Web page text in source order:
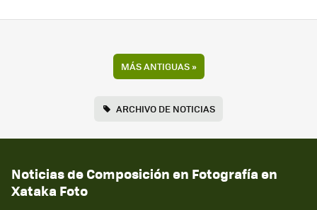
MÁS ANTIGUAS»
ARCHIVO DE NOTICIAS
Noticias de Composición en Fotografía en
Xataka Foto